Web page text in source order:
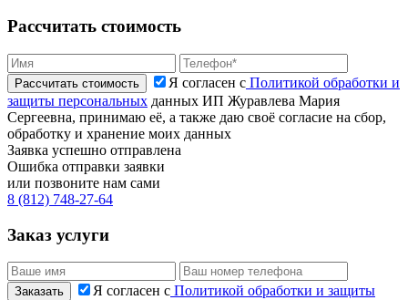
Рассчитать стоимость
Я согласен с Политикой обработки и
защиты персональных данных ИП Журавлева Мария
Сергеевна, принимаю её, а также даю своё согласие на сбор,
обработку и хранение моих данных
Заявка успешно отправлена
Ошибка отправки заявки
или позвоните нам сами
8 (812) 748-27-64
Заказ услуги
Я согласен с Политикой обработки и защиты